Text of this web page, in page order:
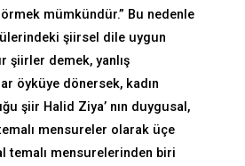
mümkündür.” Bu nedenle
şiirsel dile uygun
şiirler demek, yanlış
öyküye dönersek, kadın
şiir Halid Ziya’ nın duygusal,
mensureler olarak üçe
temalı mensurelerinden biri